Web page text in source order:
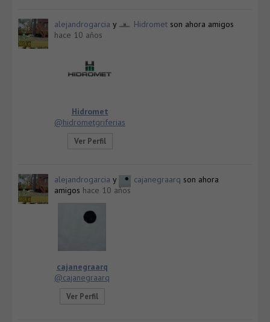
alejandrogarcia y Hidromet son ahora amigos
hace 10 años
Hidromet
@hidrometgriferias
Ver Perfil
alejandrogarcia y cajanegraarq son ahora
amigos hace 10 años
cajanegraarq
@cajanegraarq
Ver Perfil